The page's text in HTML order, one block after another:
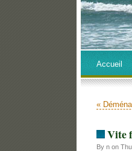
Accueil
«
Vite
By n on